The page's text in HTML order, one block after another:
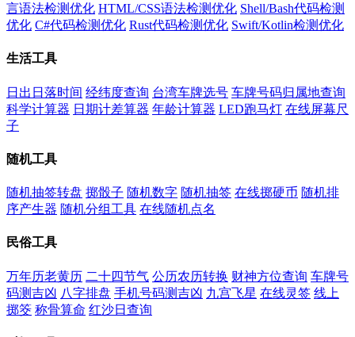
言语法检测优化 HTML/CSS语法检测优化 Shell/Bash代码检测
优化 C#代码检测优化 Rust代码检测优化 Swift/Kotlin检测优化
生活工具
日出日落时间 经纬度查询 台湾车牌选号 车牌号码归属地查询
科学计算器 日期计差算器 年龄计算器 LED跑马灯 在线屏幕尺
子
随机工具
随机抽签转盘 掷骰子 随机数字 随机抽签 在线掷硬币 随机排
序产生器 随机分组工具 在线随机点名
民俗工具
万年历老黄历 二十四节气 公历农历转换 财神方位查询 车牌号
码测吉凶 八字排盘 手机号码测吉凶 九宫飞星 在线灵签 线上
掷筊 称骨算命 红沙日查询